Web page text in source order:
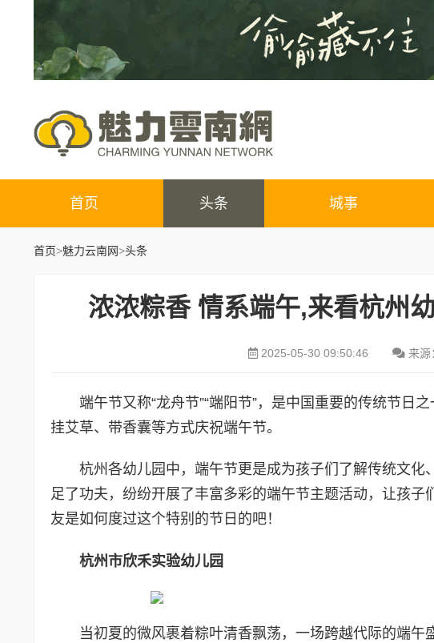
首页 头条 城事
首页>魅力云南网>头条
浓浓粽香 情系端午,来看杭州
2025-05-30 09:50:46 来源
端午节又称“龙舟节”“端阳节”，是中国重要的传统节日
挂艾草、带香囊等方式庆祝端午节。
杭州各幼儿园中，端午节更是成为孩子们了解传统文
足了功夫，纷纷开展了丰富多彩的端午节主题活动，让孩
友是如何度过这个特别的节日的吧！
杭州市欣禾实验幼儿园
当初夏的微风裹着粽叶清香飘荡，一场跨越代际的端